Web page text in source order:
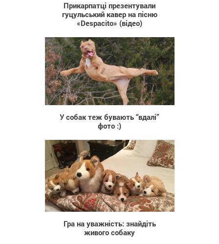
Прикарпатці презентували
гуцульський кавер на пісню
«Despacito» (відео)
1 091
У собак теж бувають “вдалі”
фото :)
1 652
Гра на уважність: знайдіть
живого собаку